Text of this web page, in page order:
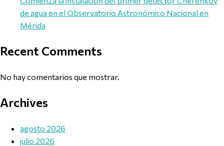
de agua en el Observatorio Astronómico Nacional en
Mérida
Recent Comments
No hay comentarios que mostrar.
Archives
agosto 2026
julio 2026